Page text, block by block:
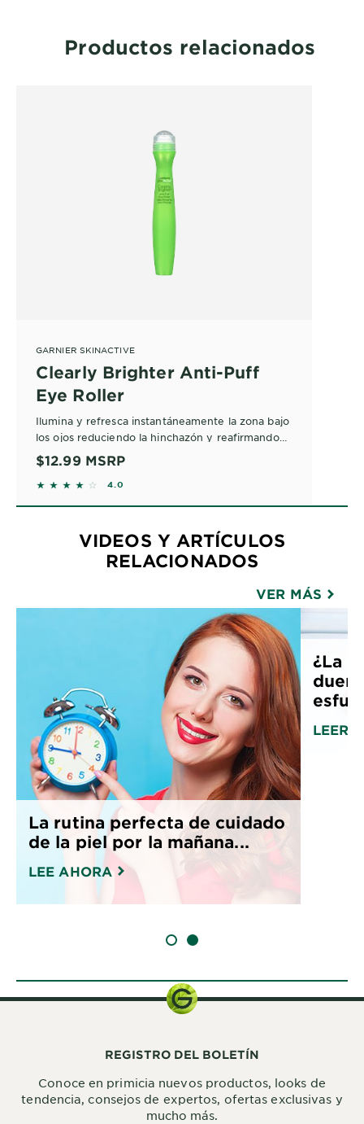
Productos relacionados
GARNIER SKINACTIVE
Clearly Brighter Anti-Puff
Eye Roller
Ilumina y refresca instantáneamente la zona bajo
los ojos reduciendo la hinchazón y reafirmando
las bolsas. La fórmula de este aplicador de bola
estimula a nivel celular para animar y
rejuvenecer. Apto para todo tipo de piel y
$12.99 MSRP
3.9771 out of 5 stars based on reviews
4.0
VIDEOS Y ARTÍCULOS
RELACIONADOS
VER MÁS
La rutina perfecta de cuidado
de la piel por la mañana...
LEE AHORA
¿La
LEER
SLIDE 1SLIDE 2
REGISTRO DEL BOLETÍN
Conoce en primicia nuevos productos, looks de
tendencia, consejos de expertos, ofertas exclusivas y
mucho más.